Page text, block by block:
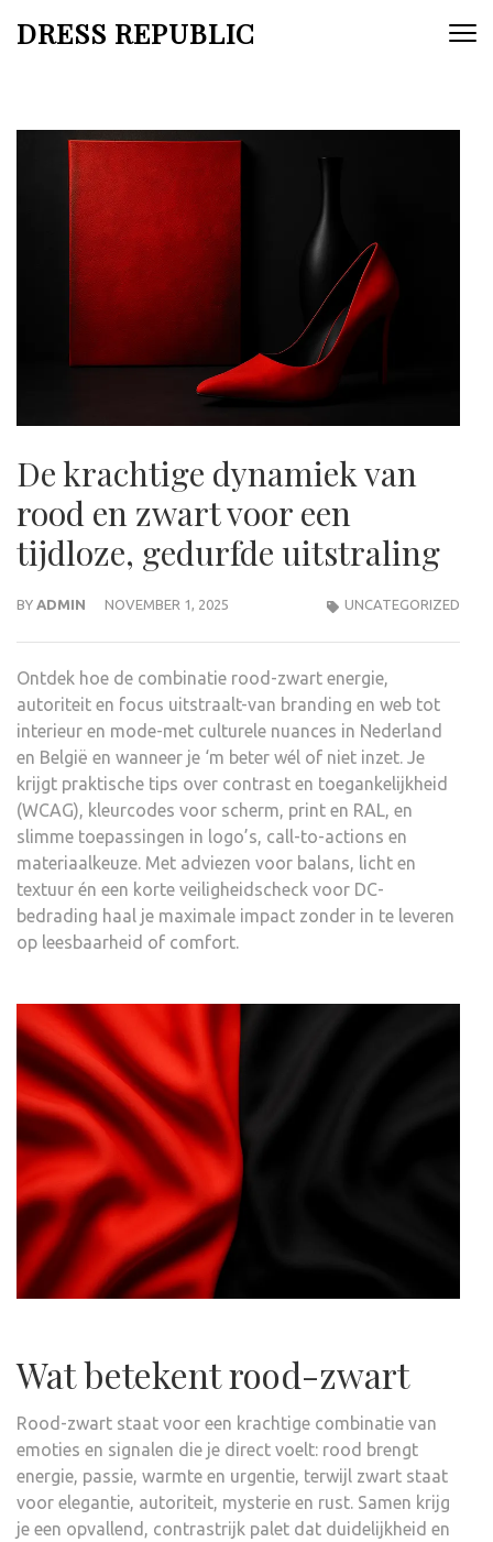
DRESS REPUBLIC
De krachtige dynamiek van
rood en zwart voor een
tijdloze, gedurfde uitstraling
BY ADMIN NOVEMBER 1, 2025 UNCATEGORIZED
Ontdek hoe de combinatie rood-zwart energie,
autoriteit en focus uitstraalt-van branding en web tot
interieur en mode-met culturele nuances in Nederland
en België en wanneer je ‘m beter wél of niet inzet. Je
krijgt praktische tips over contrast en toegankelijkheid
(WCAG), kleurcodes voor scherm, print en RAL, en
slimme toepassingen in logo’s, call-to-actions en
materiaalkeuze. Met adviezen voor balans, licht en
textuur én een korte veiligheidscheck voor DC-
bedrading haal je maximale impact zonder in te leveren
op leesbaarheid of comfort.
Wat betekent rood-zwart
Rood-zwart staat voor een krachtige combinatie van
emoties en signalen die je direct voelt: rood brengt
energie, passie, warmte en urgentie, terwijl zwart staat
voor elegantie, autoriteit, mysterie en rust. Samen krijg
je een opvallend, contrastrijk palet dat duidelijkheid en